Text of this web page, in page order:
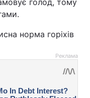
голод, тому
норма горіхів
Реклама